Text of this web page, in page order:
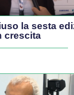
la sesta
crescita